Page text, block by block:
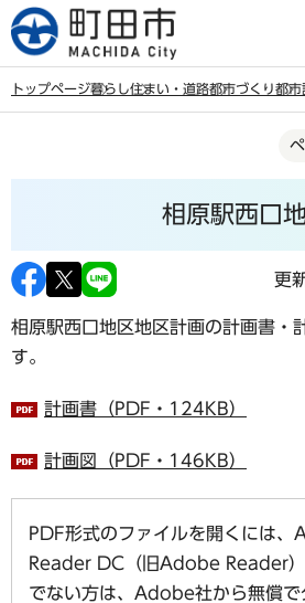
こ
の
す
トップページ暮らし住まい・道路都市づくり都市
ら
相原駅西口
更
相原駅西口地区地区計画の計画書・
す。
計画書（PDF・124KB）
計画図（PDF・146KB）
PDF形式のファイルを開くには
Reader DC（旧Adobe Reader）
でない方は、Adobe社から無償で